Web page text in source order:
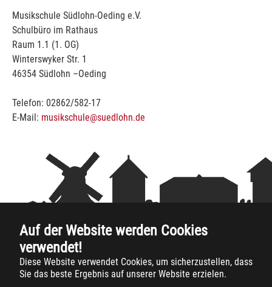
Auf der Website werden Cookies
verwendet!
Diese Website verwendet Cookies, um sicherzustellen, dass
Sie das beste Ergebnis auf unserer Website erzielen.
Musikschule Südlohn-Oeding e.V.
Schulbüro im Rathaus
Raum 1.1 (1. OG)
Winterswyker Str. 1
46354 Südlohn –Oeding
Telefon: 02862/582-17
E-Mail: musikschule@suedlohn.de